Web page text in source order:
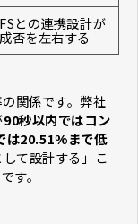
FSとの連携設計が
成否を左右する
関係です。弊社
90秒以内ではコン
は20.51%まで低
て設計する」こ
す。